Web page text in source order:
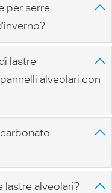
per serre,
lastre
alveolari con
lastre alveolari?